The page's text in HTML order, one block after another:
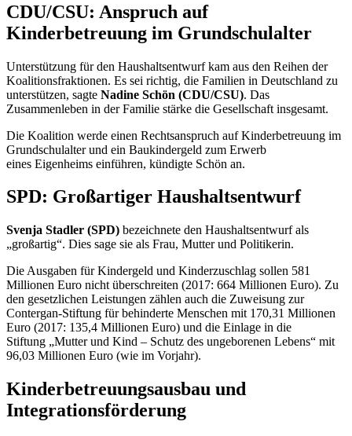
CDU/CSU: Anspruch auf
Kinderbetreuung im Grundschulalter
Unterstützung für den Haushaltsentwurf kam aus den Reihen der
Koalitionsfraktionen. Es sei richtig, die Familien in Deutschland zu
unterstützen, sagte Nadine Schön (CDU/CSU). Das
Zusammenleben in der Familie stärke die Gesellschaft insgesamt.
Die Koalition werde einen Rechtsanspruch auf Kinderbetreuung im
Grundschulalter und ein Baukindergeld zum Erwerb
eines Eigenheims einführen, kündigte Schön an.
SPD: Großartiger Haushaltsentwurf
Svenja Stadler (SPD) bezeichnete den Haushaltsentwurf als
„großartig“. Dies sage sie als Frau, Mutter und Politikerin.
Die Ausgaben für Kindergeld und Kinderzuschlag sollen 581
Millionen Euro nicht überschreiten (2017: 664 Millionen Euro). Zu
den gesetzlichen Leistungen zählen auch die Zuweisung zur
Contergan-Stiftung für behinderte Menschen mit 170,31 Millionen
Euro (2017: 135,4 Millionen Euro) und die Einlage in die
Stiftung „Mutter und Kind – Schutz des ungeborenen Lebens“ mit
96,03 Millionen Euro (wie im Vorjahr).
Kinderbetreuungsausbau und
Integrationsförderung